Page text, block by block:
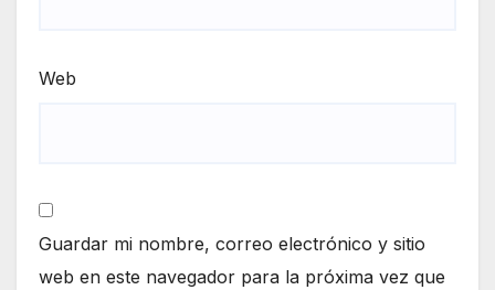
Web
Guardar mi nombre, correo electrónico y sitio
web en este navegador para la próxima vez que